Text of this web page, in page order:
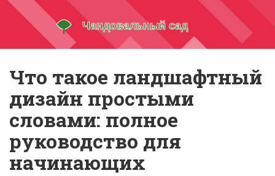
Что такое ландшафтный
дизайн простыми
словами: полное
руководство для
начинающих